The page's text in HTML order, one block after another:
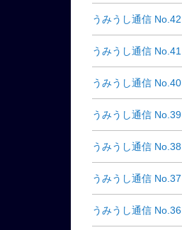
うみうし通信 No.42
うみうし通信 No.41
うみうし通信 No.40
うみうし通信 No.39
うみうし通信 No.38
うみうし通信 No.37
うみうし通信 No.36